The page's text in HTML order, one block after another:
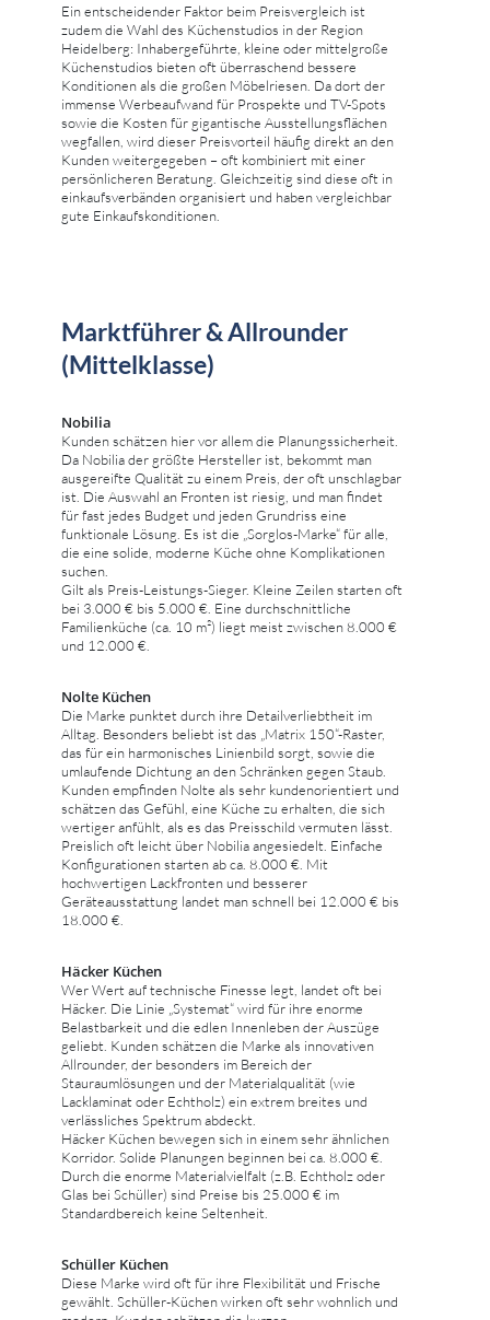
Ein entscheidender Faktor beim Preisvergleich ist
zudem die Wahl des Küchenstudios in der Region
Heidelberg: Inhabergeführte, kleine oder mittelgroße
Küchenstudios bieten oft überraschend bessere
Konditionen als die großen Möbelriesen. Da dort der
immense Werbeaufwand für Prospekte und TV-Spots
sowie die Kosten für gigantische Ausstellungsflächen
wegfallen, wird dieser Preisvorteil häufig direkt an den
Kunden weitergegeben – oft kombiniert mit einer
persönlicheren Beratung. Gleichzeitig sind diese oft in
einkaufsverbänden organisiert und haben vergleichbar
gute Einkaufskonditionen.
Marktführer & Allrounder
(Mittelklasse)
Nobilia
Kunden schätzen hier vor allem die Planungssicherheit.
Da Nobilia der größte Hersteller ist, bekommt man
ausgereifte Qualität zu einem Preis, der oft unschlagbar
ist. Die Auswahl an Fronten ist riesig, und man findet
für fast jedes Budget und jeden Grundriss eine
funktionale Lösung. Es ist die „Sorglos-Marke“ für alle,
die eine solide, moderne Küche ohne Komplikationen
suchen.
Gilt als Preis-Leistungs-Sieger. Kleine Zeilen starten oft
bei 3.000 € bis 5.000 €. Eine durchschnittliche
Familienküche (ca. 10 m²) liegt meist zwischen 8.000 €
und 12.000 €.
Nolte Küchen
Die Marke punktet durch ihre Detailverliebtheit im
Alltag. Besonders beliebt ist das „Matrix 150“-Raster,
das für ein harmonisches Linienbild sorgt, sowie die
umlaufende Dichtung an den Schränken gegen Staub.
Kunden empfinden Nolte als sehr kundenorientiert und
schätzen das Gefühl, eine Küche zu erhalten, die sich
wertiger anfühlt, als es das Preisschild vermuten lässt.
Preislich oft leicht über Nobilia angesiedelt. Einfache
Konfigurationen starten ab ca. 8.000 €. Mit
hochwertigen Lackfronten und besserer
Geräteausstattung landet man schnell bei 12.000 € bis
18.000 €.
Häcker Küchen
Wer Wert auf technische Finesse legt, landet oft bei
Häcker. Die Linie „Systemat“ wird für ihre enorme
Belastbarkeit und die edlen Innenleben der Auszüge
geliebt. Kunden schätzen die Marke als innovativen
Allrounder, der besonders im Bereich der
Stauraumlösungen und der Materialqualität (wie
Lacklaminat oder Echtholz) ein extrem breites und
verlässliches Spektrum abdeckt.
Häcker Küchen bewegen sich in einem sehr ähnlichen
Korridor. Solide Planungen beginnen bei ca. 8.000 €.
Durch die enorme Materialvielfalt (z.B. Echtholz oder
Glas bei Schüller) sind Preise bis 25.000 € im
Standardbereich keine Seltenheit.
Schüller Küchen
Diese Marke wird oft für ihre Flexibilität und Frische
gewählt. Schüller-Küchen wirken oft sehr wohnlich und